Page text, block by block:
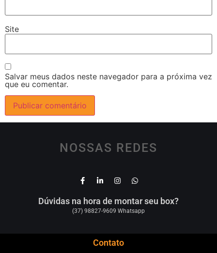
Site
Salvar meus dados neste navegador para a próxima vez
que eu comentar.
NOSSAS REDES
Dúvidas na hora de montar seu box?
(37) 98827-9609 Whatsapp
Contato